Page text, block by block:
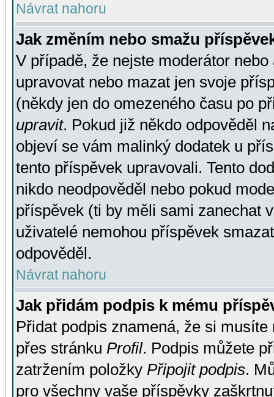
Návrat nahoru
Jak změním nebo smažu
V případě, že nejste moderátor
upravovat nebo mazat jen svoje
(někdy jen do omezeného času po
upravit. Pokud již někdo odpověděl
objeví se vám malinký dodatek u
tento příspěvek upravovali. Tento
nikdo neodpověděl nebo pokud
příspěvek (ti by měli sami zanechat
uživatelé nemohou příspěvek
odpověděl.
Návrat nahoru
Jak přidám podpis k mému
Přidat podpis znamená, že si
přes stránku Profil. Podpis můžete
zatržením položky Připojit podpis.
pro všechny vaše příspěvky